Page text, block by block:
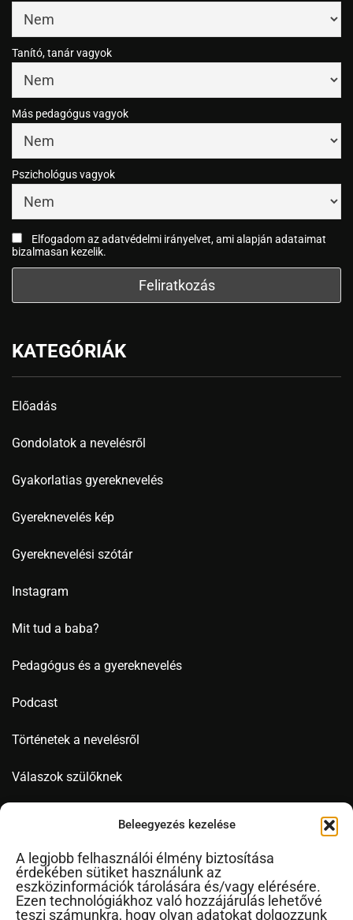
Beleegyezés kezelése
A legjobb felhasználói élmény biztosítása
érdekében sütiket használunk az
eszközinformációk tárolására és/vagy elérésére.
Ezen technológiákhoz való hozzájárulás lehetővé
teszi számunkra, hogy olyan adatokat dolgozzunk
Tanító, tanár vagyok
Más pedagógus vagyok
Pszichológus vagyok
Elfogadom az adatvédelmi irányelvet, ami alapján adataimat
bizalmasan kezelik.
KATEGÓRIÁK
Előadás
Gondolatok a nevelésről
Gyakorlatias gyereknevelés
Gyereknevelés kép
Gyereknevelési szótár
Instagram
Mit tud a baba?
Pedagógus és a gyereknevelés
Podcast
Történetek a nevelésről
Válaszok szülőknek
Novák Ferenc
Cikkek ábécérendben